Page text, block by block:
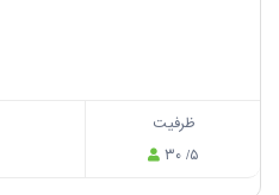
ظرفیت
۳۰ /۵